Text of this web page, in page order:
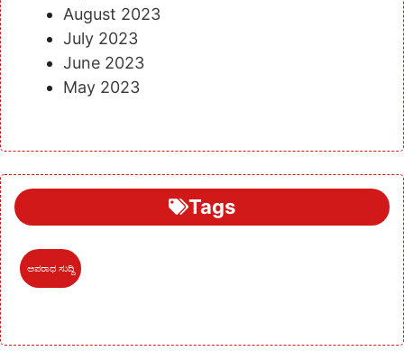
August 2023
July 2023
June 2023
May 2023
Tags
ಅಪರಾಧ ಸುದ್ದಿ